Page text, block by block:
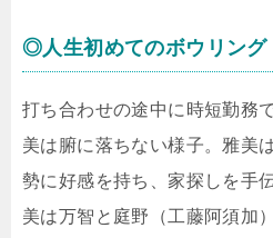
◎人生初めてのボウリング
打ち合わせの途中に時短勤務
美は腑に落ちない様子。雅美
勢に好感を持ち、家探しを手
美は万智と庭野（工藤阿須加